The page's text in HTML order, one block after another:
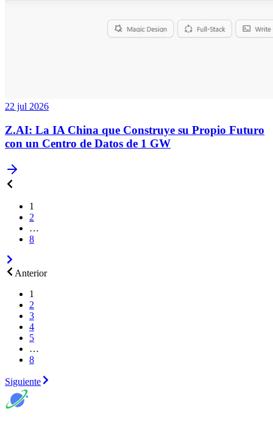
22 jul 2026
Z.AI: La IA China que Construye su Propio Futuro
con un Centro de Datos de 1 GW
1
2
…
8
Anterior
1
2
3
4
5
…
8
Siguiente